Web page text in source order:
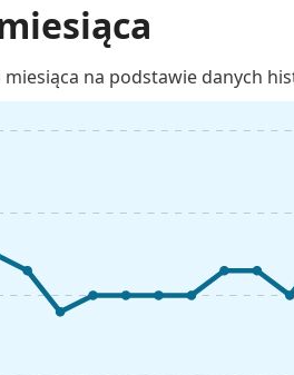
na podstawie danych